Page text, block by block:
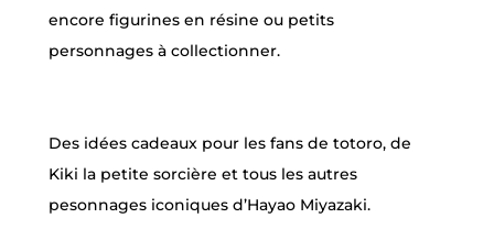
encore figurines en résine ou petits
personnages à collectionner.
Des idées cadeaux pour les fans de totoro, de
Kiki la petite sorcière et tous les autres
pesonnages iconiques d’Hayao Miyazaki.